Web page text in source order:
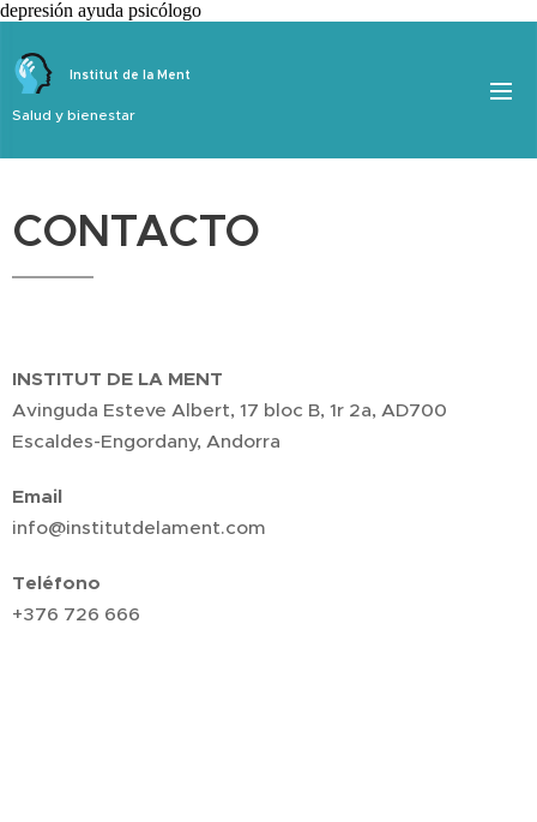
depresión ayuda psicólogo
Institut de la Ment
Salud y bienestar
CONTACTO
INSTITUT DE LA MENT
Avinguda Esteve Albert, 17 bloc B, 1r 2a, AD700
Escaldes-Engordany, Andorra
Email
info@institutdelament.com
Teléfono
+376 726 666